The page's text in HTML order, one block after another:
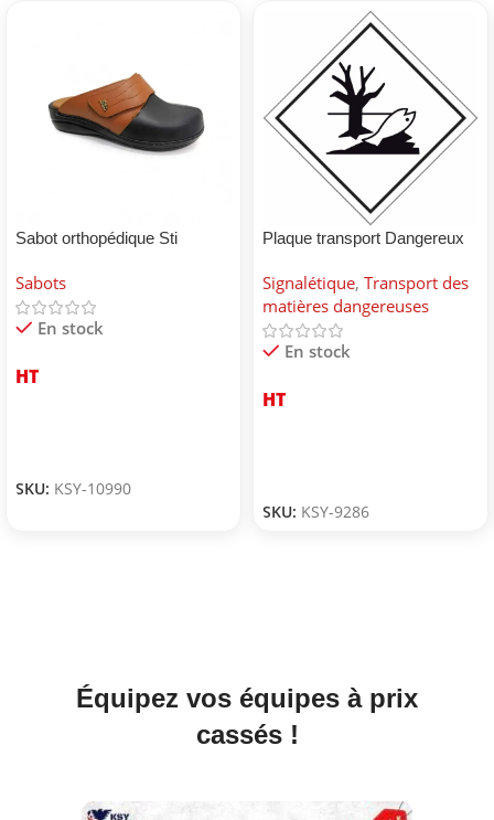
Sabot orthopédique Sti
Sabots
En stock
HT
SKU: KSY-10990
Plaque transport Dangereux
Signalétique, Transport des
matières dangereuses
En stock
HT
SKU: KSY-9286
Équipez vos équipes à prix
cassés !